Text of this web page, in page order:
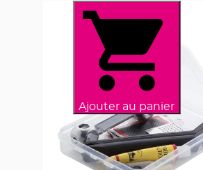
Ajouter au panier